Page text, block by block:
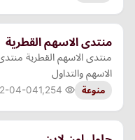
منتدى الاسهم القطرية
منتدى الاسهم القطرية
الاسهم والتداول
منوعة 04-04